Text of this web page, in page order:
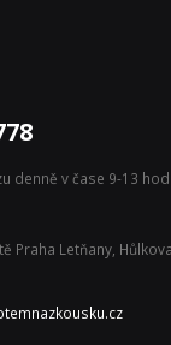
denně v čase 9-13
Praha Letňany,